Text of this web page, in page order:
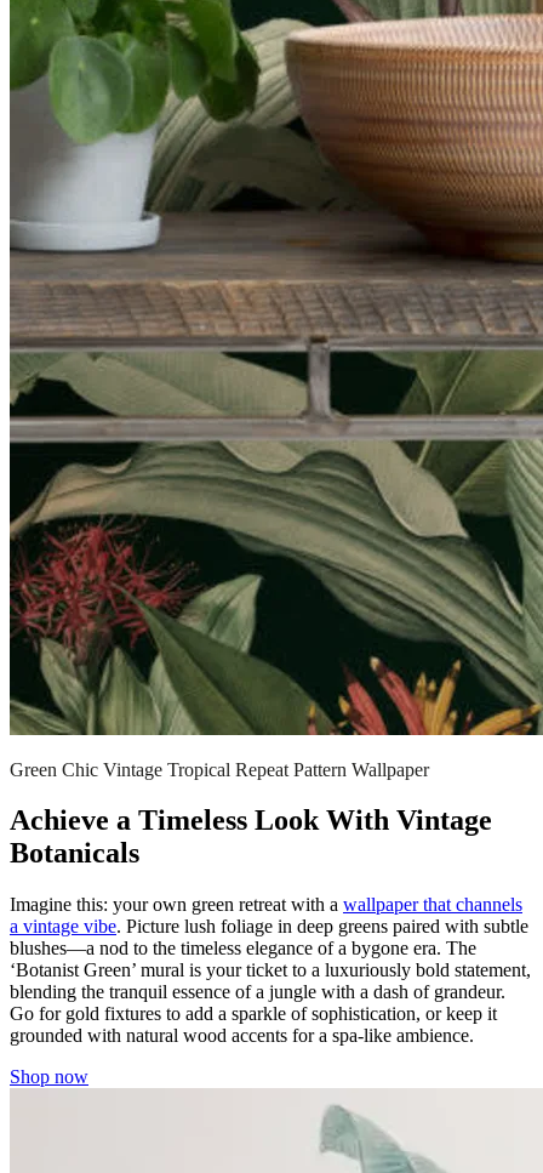
Green Chic Vintage Tropical Repeat Pattern Wallpaper
Achieve a Timeless Look With Vintage
Botanicals
Imagine this: your own green retreat with a wallpaper that channels
a vintage vibe. Picture lush foliage in deep greens paired with subtle
blushes—a nod to the timeless elegance of a bygone era. The
‘Botanist Green’ mural is your ticket to a luxuriously bold statement,
blending the tranquil essence of a jungle with a dash of grandeur.
Go for gold fixtures to add a sparkle of sophistication, or keep it
grounded with natural wood accents for a spa-like ambience.
Shop now